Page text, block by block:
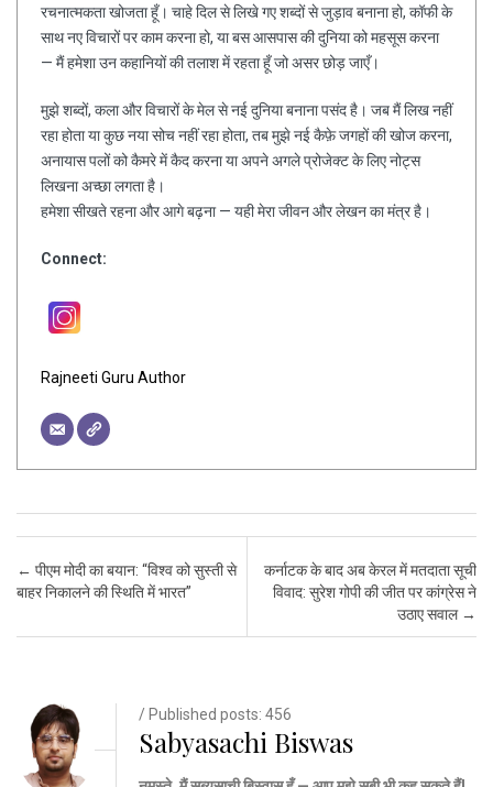
रचनात्मकता खोजता हूँ। चाहे दिल से लिखे गए शब्दों से जुड़ाव बनाना हो, कॉफी के
साथ नए विचारों पर काम करना हो, या बस आसपास की दुनिया को महसूस करना
— मैं हमेशा उन कहानियों की तलाश में रहता हूँ जो असर छोड़ जाएँ।
मुझे शब्दों, कला और विचारों के मेल से नई दुनिया बनाना पसंद है। जब मैं लिख नहीं
रहा होता या कुछ नया सोच नहीं रहा होता, तब मुझे नई कैफ़े जगहों की खोज करना,
अनायास पलों को कैमरे में कैद करना या अपने अगले प्रोजेक्ट के लिए नोट्स
लिखना अच्छा लगता है।
हमेशा सीखते रहना और आगे बढ़ना — यही मेरा जीवन और लेखन का मंत्र है।
Connect:
Rajneeti Guru Author
Post navigation
← पीएम मोदी का बयान: “विश्व को सुस्ती से
बाहर निकालने की स्थिति में भारत”
कर्नाटक के बाद अब केरल में मतदाता सूची
विवाद: सुरेश गोपी की जीत पर कांग्रेस ने
उठाए सवाल →
/ Published posts: 456
Sabyasachi Biswas